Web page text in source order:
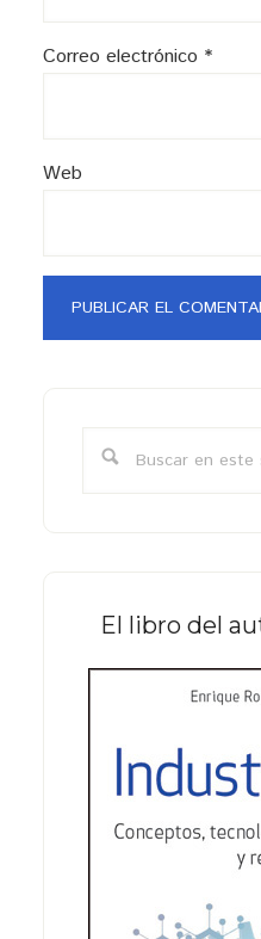
Correo electrónico *
Web
primaria
El libro del